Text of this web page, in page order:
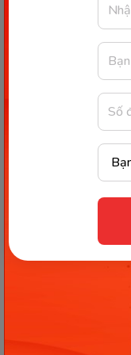
phương pháp và
Xây dựng
hứng thú
cùng
Monkey Math
tư duy tiếng Anh
học, với nội dung